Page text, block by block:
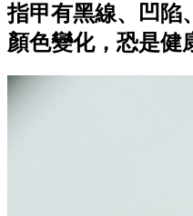
指甲有黑線、凹陷
顏色變化，恐是健